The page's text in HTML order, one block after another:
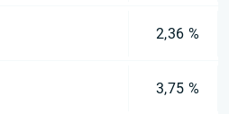
2,36 %
3,75 %